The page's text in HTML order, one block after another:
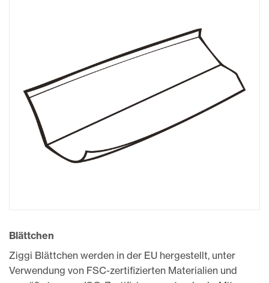
Blättchen
Ziggi Blättchen werden in der EU hergestellt, unter
Verwendung von FSC-zertifizierten Materialien und